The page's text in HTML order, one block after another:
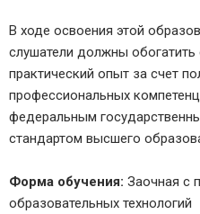
В ходе освоения этой
слушатели должны обогатить
практический опыт за счет
профессиональных
федеральным
стандартом высшего
Форма обучения: Заочная с
образовательных технологий